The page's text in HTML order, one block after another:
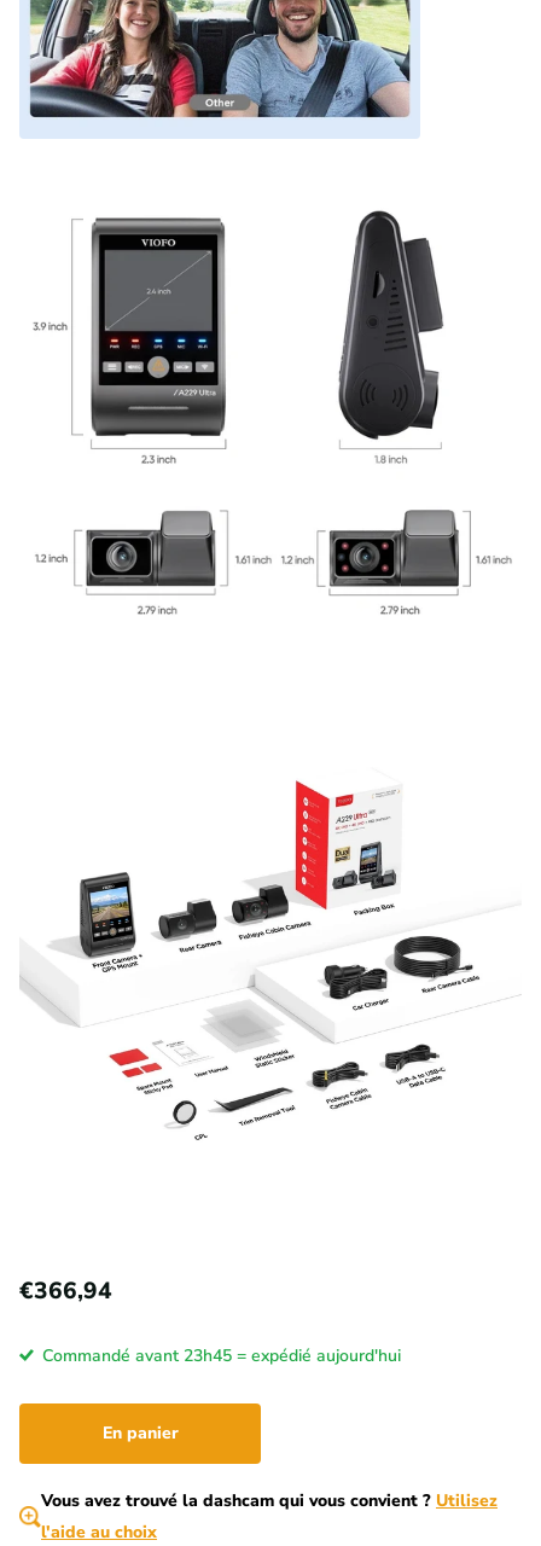
€366,94
Commandé avant 23h45 = expédié aujourd'hui
En panier
Vous avez trouvé la dashcam qui vous convient ? Utilisez
l'aide au choix